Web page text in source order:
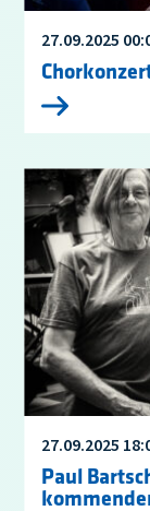
27.09.2025
27.09.2025
Paul